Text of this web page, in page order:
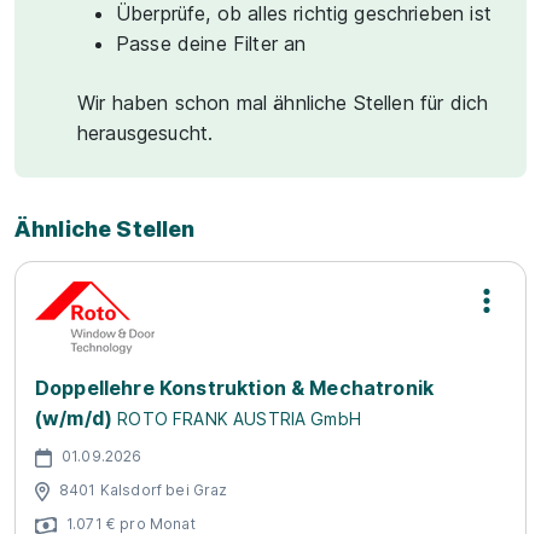
Überprüfe, ob alles richtig geschrieben ist
Passe deine Filter an
Wir haben schon mal ähnliche Stellen für dich
herausgesucht.
Ähnliche Stellen
Doppellehre Konstruktion & Mechatronik
(w/m/d) ROTO FRANK AUSTRIA GmbH
01.09.2026
8401 Kalsdorf bei Graz
1.071 € pro Monat